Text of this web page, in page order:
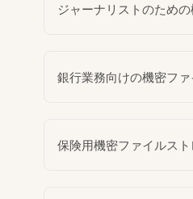
ジャーナリストのため
銀行業務向けの機密フ
保険用機密ファイルス